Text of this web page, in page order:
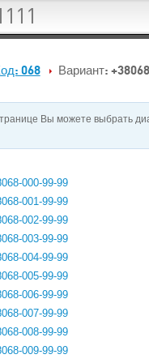
068 Вариант:
Вы можете выбрать
000-99-99
001-99-99
002-99-99
003-99-99
004-99-99
005-99-99
006-99-99
007-99-99
008-99-99
009-99-99